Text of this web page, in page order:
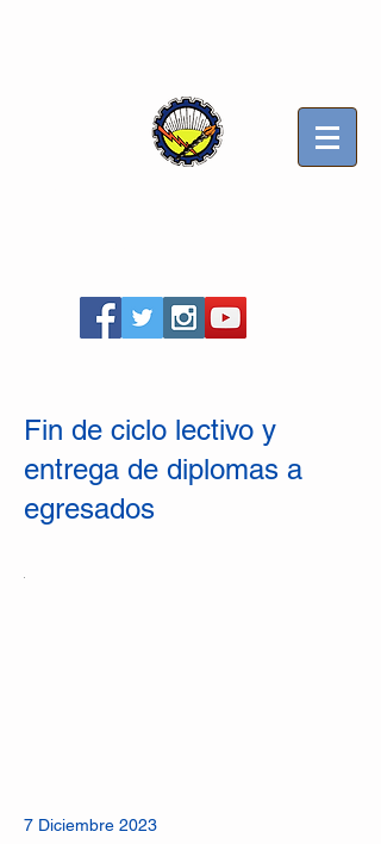
Fin de ciclo lectivo y
entrega de diplomas a
egresados
7 Diciembre 2023